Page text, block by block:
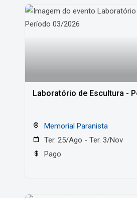
Laboratório de Escultura -
Memorial Paranista
Ter. 25/Ago - Ter. 3/Nov
Pago